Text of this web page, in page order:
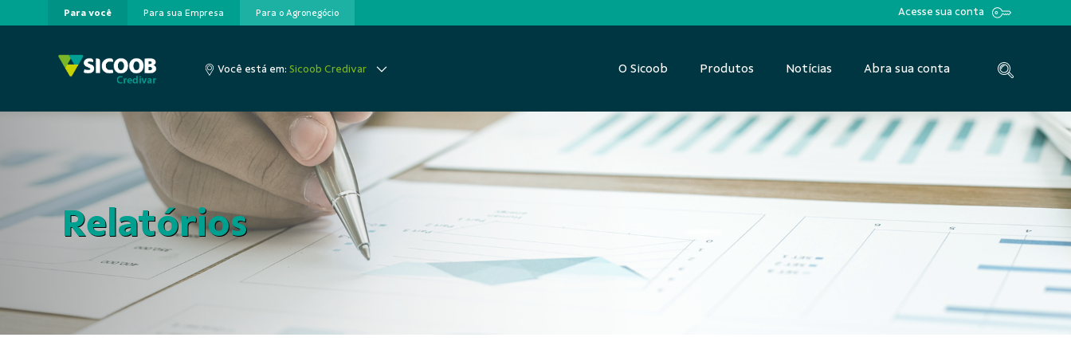
Pular para o Conteúdo principal
Para você Para sua Empresa Para o Agronegócio Acesse sua conta
Você está em: Sicoob Credivar O Sicoob Produtos Notícias Abra sua conta
Relatórios